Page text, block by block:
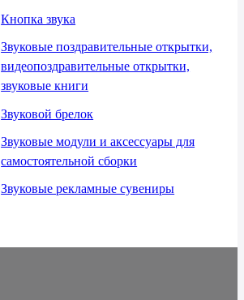
Кнопка звука
Звуковые поздравительные открытки,
видеопоздравительные открытки,
звуковые книги
Звуковой брелок
Звуковые модули и аксессуары для
самостоятельной сборки
Звуковые рекламные сувениры